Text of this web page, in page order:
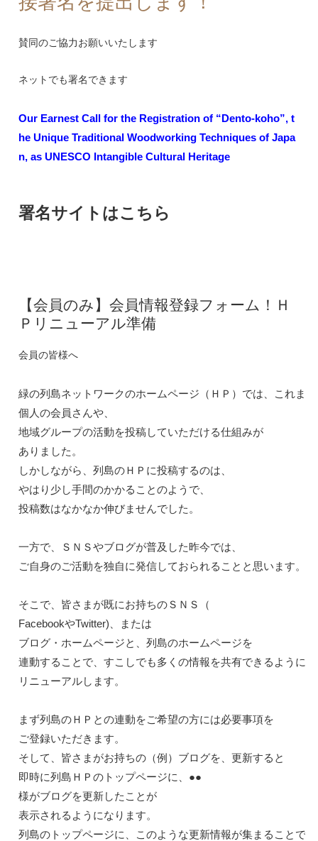
賛同のご協力お願いいたします
ネットでも署名できます
Our Earnest Call for the Registration of “Dento-koho”, t
he Unique Traditional Woodworking Techniques of Japa
n, as UNESCO Intangible Cultural Heritage
署名サイトはこちら
【会員のみ】会員情報登録フォーム！Ｈ
Ｐリニューアル準備
会員の皆様へ
緑の列島ネットワークのホームページ（ＨＰ）では、これま
個人の会員さんや、
地域グループの活動を投稿していただける仕組みが
ありました。
しかしながら、列島のＨＰに投稿するのは、
やはり少し手間のかかることのようで、
投稿数はなかなか伸びませんでした。
一方で、ＳＮＳやブログが普及した昨今では、
ご自身のご活動を独自に発信しておられることと思います。
そこで、皆さまが既にお持ちのＳＮＳ（
FacebookやTwitter)、または
ブログ・ホームページと、列島のホームページを
連動することで、すこしでも多くの情報を共有できるように
リニューアルします。
まず列島のＨＰとの連動をご希望の方には必要事項を
ご登録いただきます。
そして、皆さまがお持ちの（例）ブログを、更新すると
即時に列島ＨＰのトップページに、●●
様がブログを更新したことが
表示されるようになります。
列島のトップページに、このような更新情報が集まることで